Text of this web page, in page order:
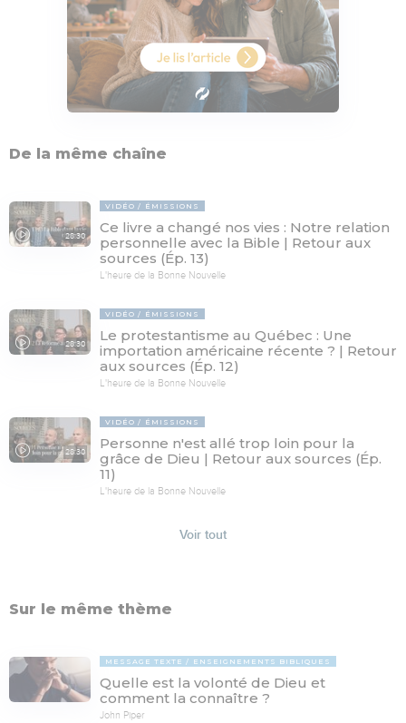
De la même chaîne
28:30
VIDÉO ÉMISSIONS
Ce livre a changé nos vies : Notre relation
personnelle avec la Bible | Retour aux
sources (Ép. 13)
L'heure de la Bonne Nouvelle
28:30
VIDÉO ÉMISSIONS
Le protestantisme au Québec : Une
importation américaine récente ? | Retour
aux sources (Ép. 12)
L'heure de la Bonne Nouvelle
28:30
VIDÉO ÉMISSIONS
Personne n'est allé trop loin pour la
grâce de Dieu | Retour aux sources (Ép.
11)
L'heure de la Bonne Nouvelle
Voir tout
Sur le même thème
MESSAGE TEXTE ENSEIGNEMENTS BIBLIQUES
Quelle est la volonté de Dieu et
comment la connaître ?
John Piper